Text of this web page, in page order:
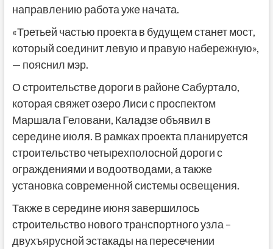
направлению работа уже начата.
«Третьей частью проекта в будущем станет мост,
который соединит левую и правую набережную»,
— пояснил мэр.
О строительстве дороги в районе Сабуртало,
которая свяжет озеро Лиси с проспектом
Маршала Геловани, Каладзе объявил в
середине июля. В рамках проекта планируется
строительство четырехполосной дороги с
ограждениями и водоотводами, а также
установка современной системы освещения.
Также в середине июня завершилось
строительство нового транспортного узла –
двухъярусной эстакады на пересечении